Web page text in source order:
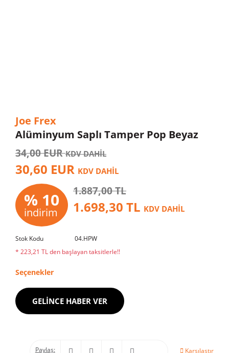
Joe Frex
Alüminyum Saplı Tamper Pop Beyaz
34,00 EURKDV DAHİL
30,60 EUR KDV DAHİL
% 10
indirim
1.887,00 TL
1.698,30 TL KDV DAHİL
Stok Kodu
04.HPW
* 223,21 TL den başlayan taksitlerle!!
Seçenekler
GELİNCE HABER VER
Paylaş: Karşılaştır